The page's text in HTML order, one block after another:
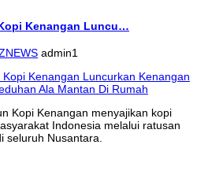
Kenangan Luncu…
admin1
Kopi Kenangan menyajikan kopi
Indonesia melalui ratusan
seluruh Nusantara.